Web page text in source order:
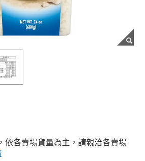
依各賣場貨量為主，請親洽各賣場